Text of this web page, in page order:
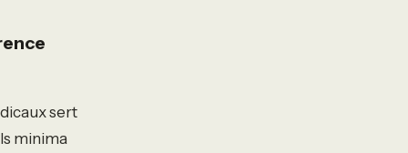
sert
minima